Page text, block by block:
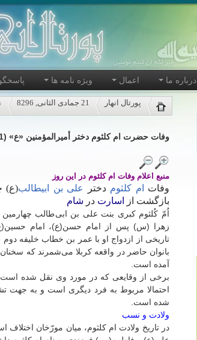
درباره ما اعمال ویژه نامه ها
پورتال انهار 21 جمادی الثانی, 8296
وفات حضرت ام کلثوم دختر أمیرالمؤمنین «ع» (61 ق)
منبع اعلام وفات ام کلثوم در این روز
وفات ام کلثوم دختر علی بن ابیطالب(ع)
بازگشت از
اسارت در شام
اُمّ کُلثوم کبری بنت علی بن ابی‌طالب
زهرا (س) پس از امام حسن(ع)، امام
تاریخی از ازدواج او با عمر بن خطاب خلیفه
بانوان حاضر در واقعه کربلا می‌شمرند که
آمده است.
برخی از وقایعی که در مورد وی نقل شده
احتمالا مربوط به فرد دیگری است و به جهت
شده است.
ولادت و نسب
در تاریخ ولادت ام کلثوم، میان مورّخان اختلاف